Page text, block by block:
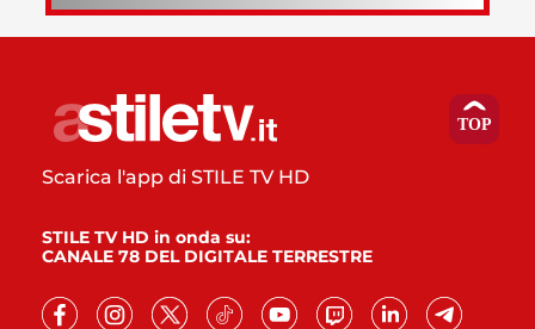
Scarica l'app di STILE TV HD
STILE TV HD in onda su:
CANALE 78 DEL DIGITALE TERRESTRE